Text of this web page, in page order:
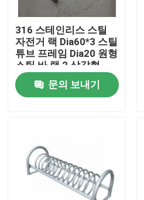
집
우리 에 관한 것
316 스테인리스 스틸
자전거 랙 Dia60*3 스틸
튜브 프레임 Dia20 원형
스틸 바 랙 2 삼각형
문의 보내기